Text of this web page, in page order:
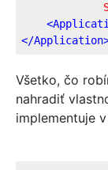
<
</Application
Všetko, čo
nahradiť
implementuje